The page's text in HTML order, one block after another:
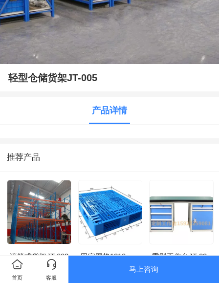
轻型仓储货架JT-005
产品详情
推荐产品
滚筒式货架JT-003 田字网格1210 重型工作台JT-03
首页 客服
马上咨询